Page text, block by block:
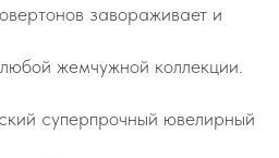
зaвopaживaет и
жемчужной коллекции.
суперпрочный ювелирный